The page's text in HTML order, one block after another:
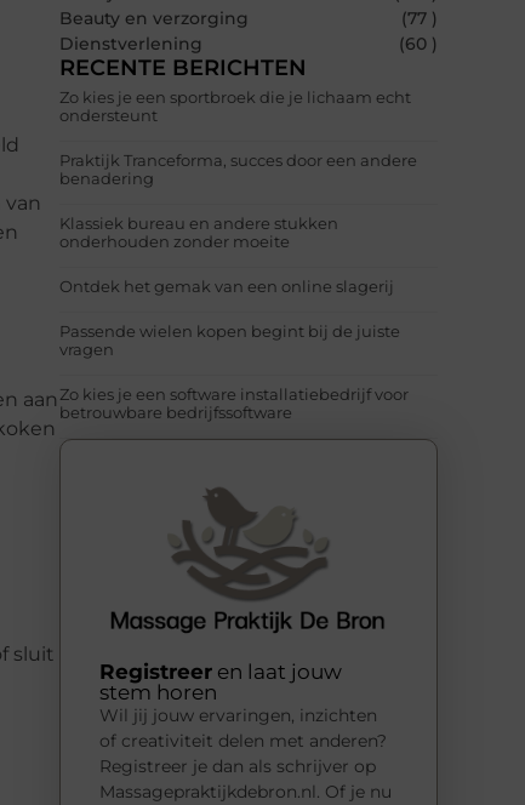
aan
sluit
Beauty en verzorging
(77 )
Dienstverlening
(60 )
RECENTE BERICHTEN
Zo kies je een sportbroek die je lichaam echt
ondersteunt
Praktijk Tranceforma, succes door een andere
benadering
Klassiek bureau en andere stukken
onderhouden zonder moeite
Ontdek het gemak van een online slagerij
Passende wielen kopen begint bij de juiste
vragen
Zo kies je een software installatiebedrijf voor
betrouwbare bedrijfssoftware
Registreer en laat jouw
stem horen
Wil jij jouw ervaringen, inzichten
of creativiteit delen met anderen?
Registreer je dan als schrijver op
Massagepraktijkdebron.nl. Of je nu